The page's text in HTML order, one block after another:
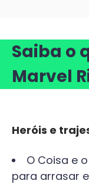
Saiba o
Marvel
Heróis e
O Coisa e
para arrasar